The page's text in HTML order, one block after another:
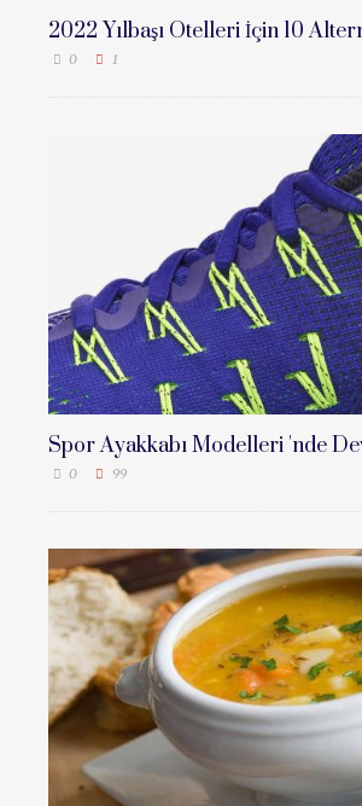
2022 Yılbaşı Otelleri İçin 10
0 1
Spor Ayakkabı Modelleri 'nde
0 99